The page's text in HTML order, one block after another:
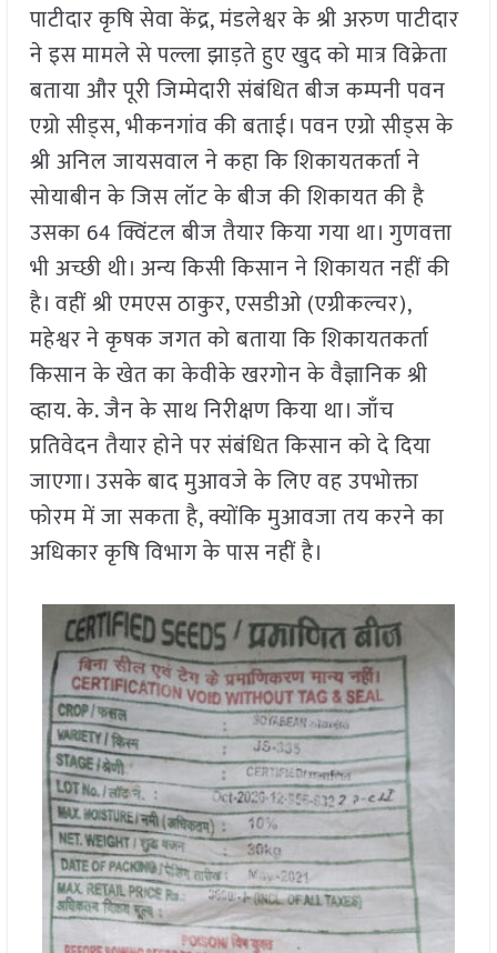
पाटीदार कृषि सेवा केंद्र, मंडलेश्वर के श्री अरुण पाटीदार
ने इस मामले से पल्ला झाड़ते हुए खुद को मात्र विक्रेता
बताया और पूरी जिम्मेदारी संबंधित बीज कम्पनी पवन
एग्रो सीड्स, भीकनगांव की बताई। पवन एग्रो सीड्स के
श्री अनिल जायसवाल ने कहा कि शिकायतकर्ता ने
सोयाबीन के जिस लॉट के बीज की शिकायत की है
उसका 64 क्विंटल बीज तैयार किया गया था। गुणवत्ता
भी अच्छी थी। अन्य किसी किसान ने शिकायत नहीं की
है। वहीं श्री एमएस ठाकुर, एसडीओ (एग्रीकल्चर),
महेश्वर ने कृषक जगत को बताया कि शिकायतकर्ता
किसान के खेत का केवीके खरगोन के वैज्ञानिक श्री
व्हाय. के. जैन के साथ निरीक्षण किया था। जाँच
प्रतिवेदन तैयार होने पर संबंधित किसान को दे दिया
जाएगा। उसके बाद मुआवजे के लिए वह उपभोक्ता
फोरम में जा सकता है, क्योंकि मुआवजा तय करने का
अधिकार कृषि विभाग के पास नहीं है।